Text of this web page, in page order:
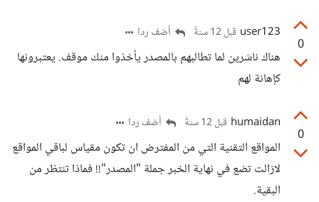
0
user123 قبل 12 سنةً أضف ردا
هناك ناشرين لما تطالبهم بالمصدر يأخذوا منك موقف. يعتبرونها
كإهانة لهم
0
humaidan قبل 12 سنةً أضف ردا
المواقع التقنية التي من المفترض ان تكون مقياس لباقي المواقع
لازالت تضع في نهاية الخبر جملة "المصدر"!! فماذا تنتظر من
البقية.